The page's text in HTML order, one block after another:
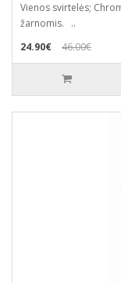
Vienos svirtelės;
žarnomis. ..
24.90€
46.00€